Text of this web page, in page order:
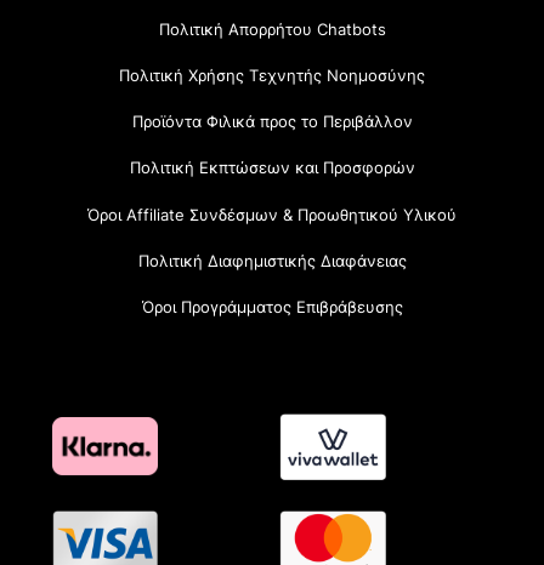
Πολιτική Απορρήτου Chatbots
Πολιτική Χρήσης Τεχνητής Νοημοσύνης
Προϊόντα Φιλικά προς το Περιβάλλον
Πολιτική Εκπτώσεων και Προσφορών
Όροι Affiliate Συνδέσμων & Προωθητικού Υλικού
Πολιτική Διαφημιστικής Διαφάνειας
Όροι Προγράμματος Επιβράβευσης